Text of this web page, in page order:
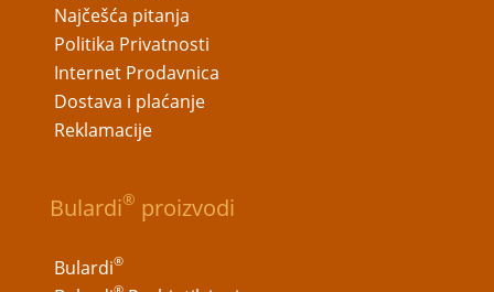
Najčešća pitanja
Politika Privatnosti
Internet Prodavnica
Dostava i plaćanje
Reklamacije
Bulardi® proizvodi
Bulardi®